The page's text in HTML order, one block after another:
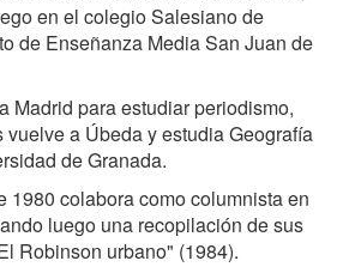
en el colegio Salesiano de
de Enseñanza Media San Juan de
Madrid para estudiar periodismo,
a Úbeda y estudia Geografía
de Granada.
1980 colabora como columnista en
luego una recopilación de sus
Robinson urbano" (1984).